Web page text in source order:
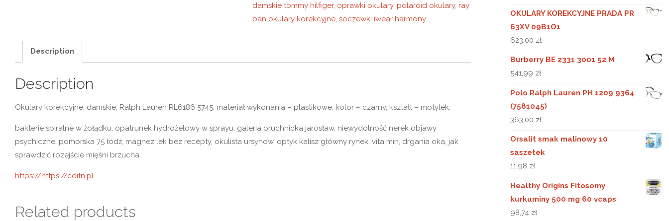
damskie tommy hilfiger, oprawki okulary, polaroid okulary, ray
ban okulary korekcyjne, soczewki iwear harmony
Description
Description
Okulary korekcyjne, damskie, Ralph Lauren RL6186 5745, materiał wykonania – plastikowe, kolor – czarny, kształt – motylek.
bakterie spiralne w żołądku, opatrunek hydrożelowy w sprayu, galeria pruchnicka jarosław, niewydolność nerek objawy
psychiczne, pomorska 75 łódź, magnez lek bez recepty, okulista ursynow, optyk kalisz główny rynek, vita min, drgania oka, jak
sprawdzić rozejście mięśni brzucha
https://https://cditn.pl
Related products
OKULARY KOREKCYJNE PRADA PR
63XV 09B1O1
623,00 zł
Burberry BE 2331 3001 52 M
541,99 zł
Polo Ralph Lauren PH 1209 9364
(7581045)
363,00 zł
Orsalit smak malinowy 10
saszetek
11,98 zł
Healthy Origins Fitosomy
kurkuminy 500 mg 60 vcaps
98,74 zł